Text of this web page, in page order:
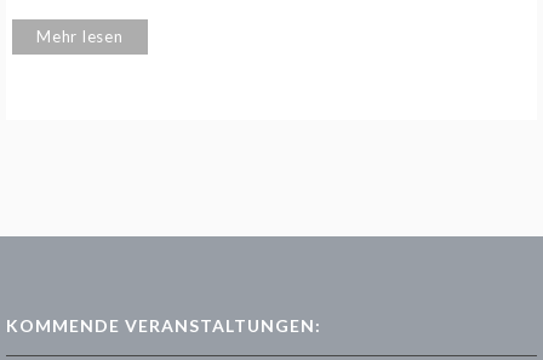
Mehr lesen
KOMMENDE VERANSTALTUNGEN: